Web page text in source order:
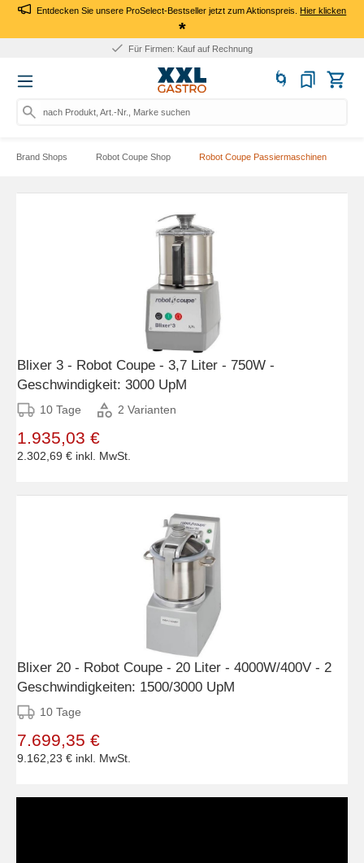
Entdecken Sie unsere ProSelect-Bestseller jetzt zum Aktionspreis.Hier klicken
*
Rufen Sie an: +49 (0) 231 964 196 10
nach Produkt, Art.-Nr., Marke suchen
Brand Shops Robot Coupe Shop Robot Coupe Passiermaschinen
Blixer 3 - Robot Coupe - 3,7 Liter - 750W -
Geschwindigkeit: 3000 UpM
10 Tage 2 Varianten
1.935,03 €
2.302,69 € inkl. MwSt.
Blixer 20 - Robot Coupe - 20 Liter - 4000W/400V - 2
Geschwindigkeiten: 1500/3000 UpM
10 Tage
7.699,35 €
9.162,23 € inkl. MwSt.